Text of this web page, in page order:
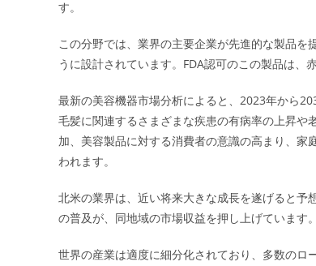
す。
この分野では、業界の主要企業が先進的な製品
うに設計されています。FDA認可のこの製品は、
最新の美容機器市場分析によると、2023年から
毛髪に関連するさまざまな疾患の有病率の上昇
加、美容製品に対する消費者の意識の高まり、
われます。
北米の業界は、近い将来大きな成長を遂げると
の普及が、同地域の市場収益を押し上げています。
世界の産業は適度に細分化されており、多数のロ